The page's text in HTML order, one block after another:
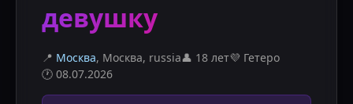
девушку
📍 Москва, Москва, russia👤 18 лет💜 Гетеро
🕐 08.07.2026